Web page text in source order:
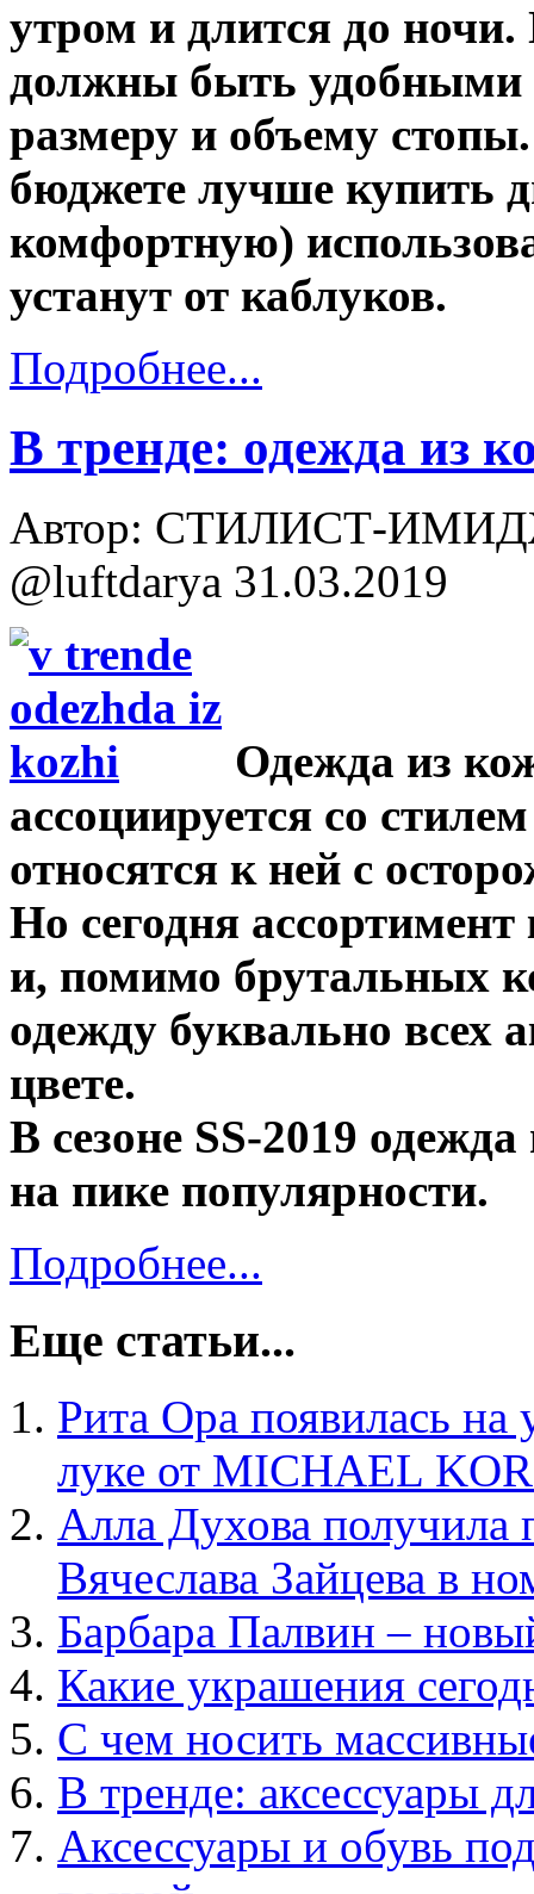
утром и длится до
должны быть удобными
размеру и объему
бюджете лучше купить
комфортную)
устанут от каблуков.
Подробнее...
В тренде: одежда из
Автор: СТИЛИСТ-
@luftdarya 31.03.2019
Одежда из
ассоциируется со
относятся к ней c
Но сегодня
и, помимо брутальных
одежду буквально всех
цвете.
В сезоне SS-2019
на пике популярности.
Подробнее...
Еще статьи...
Рита Ора появилась
луке от MICHAEL
Алла Духова
Вячеслава Зайцева в
Барбара Палвин –
Какие украшения
С чем носить
В тренде: аксессуары
Аксессуары и обувь